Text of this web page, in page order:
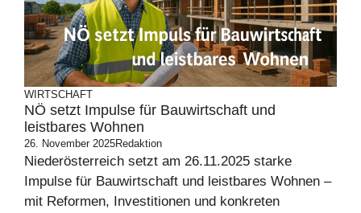
WIRTSCHAFT
NÖ setzt Impulse für Bauwirtschaft und
leistbares Wohnen
26. November 2025Redaktion
Niederösterreich setzt am 26.11.2025 starke
Impulse für Bauwirtschaft und leistbares Wohnen –
mit Reformen, Investitionen und konkreten